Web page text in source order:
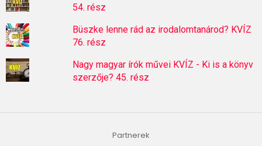
54. rész
Büszke lenne rád az irodalomtanárod? KVÍZ
76. rész
Nagy magyar írók művei KVÍZ - Ki is a könyv
szerzője? 45. rész
Partnerek